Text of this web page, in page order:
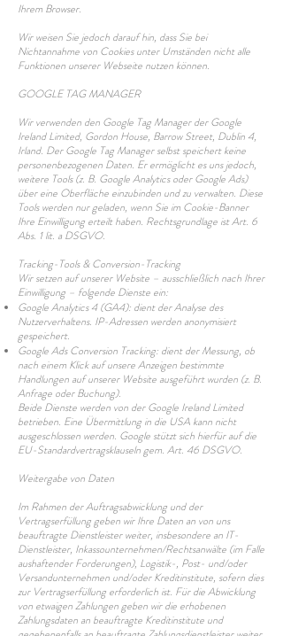
Ihrem Browser.
Wir weisen Sie jedoch darauf hin, dass Sie bei
Nichtannahme von Cookies unter Umständen nicht alle
Funktionen unserer Webseite nutzen können.
GOOGLE TAG MANAGER
Wir verwenden den Google Tag Manager der Google
Ireland Limited, Gordon House, Barrow Street, Dublin 4,
Irland. Der Google Tag Manager selbst speichert keine
personenbezogenen Daten. Er ermöglicht es uns jedoch,
weitere Tools (z. B. Google Analytics oder Google Ads)
über eine Oberfläche einzubinden und zu verwalten. Diese
Tools werden nur geladen, wenn Sie im Cookie-Banner
Ihre Einwilligung erteilt haben. Rechtsgrundlage ist Art. 6
Abs. 1 lit. a DSGVO.
Tracking-Tools & Conversion-Tracking
Wir setzen auf unserer Website – ausschließlich nach Ihrer
Einwilligung – folgende Dienste ein:
Google Analytics 4 (GA4): dient der Analyse des
Nutzerverhaltens. IP-Adressen werden anonymisiert
gespeichert.
Google Ads Conversion Tracking: dient der Messung, ob
nach einem Klick auf unsere Anzeigen bestimmte
Handlungen auf unserer Website ausgeführt wurden (z. B.
Anfrage oder Buchung).
Beide Dienste werden von der Google Ireland Limited
betrieben. Eine Übermittlung in die USA kann nicht
ausgeschlossen werden. Google stützt sich hierfür auf die
EU-Standardvertragsklauseln gem. Art. 46 DSGVO.
Weitergabe von Daten
Im Rahmen der Auftragsabwicklung und der
Vertragserfüllung geben wir Ihre Daten an von uns
beauftragte Dienstleister weiter, insbesondere an IT-
Dienstleister, Inkassounternehmen/Rechtsanwälte (im Falle
aushaftender Forderungen), Logistik-, Post- und/oder
Versandunternehmen und/oder Kreditinstitute, sofern dies
zur Vertragserfüllung erforderlich ist. Für die Abwicklung
von etwaigen Zahlungen geben wir die erhobenen
Zahlungsdaten an beauftragte Kreditinstitute und